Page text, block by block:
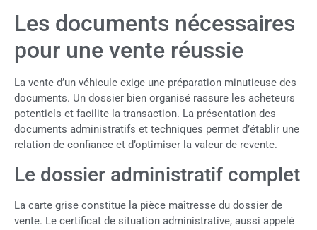
Les documents nécessaires
pour une vente réussie
La vente d’un véhicule exige une préparation minutieuse des
documents. Un dossier bien organisé rassure les acheteurs
potentiels et facilite la transaction. La présentation des
documents administratifs et techniques permet d’établir une
relation de confiance et d’optimiser la valeur de revente.
Le dossier administratif complet
La carte grise constitue la pièce maîtresse du dossier de
vente. Le certificat de situation administrative, aussi appelé